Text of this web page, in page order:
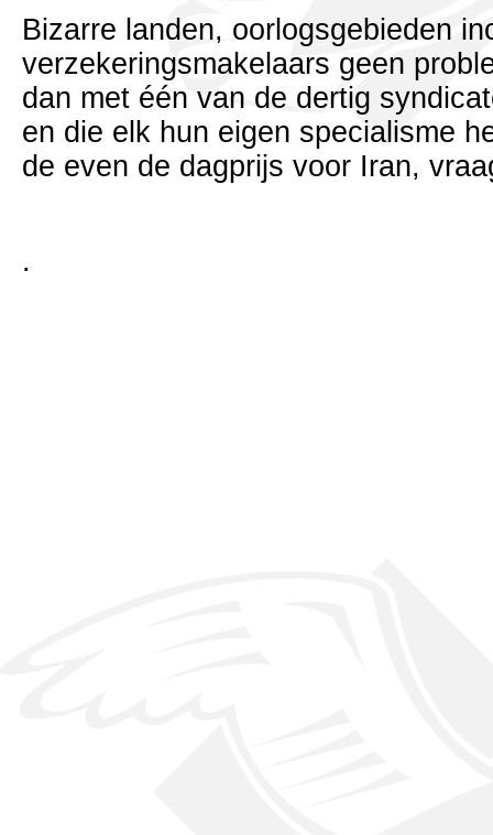
Bizarre landen, oorlogsgebieden
verzekeringsmakelaars geen
dan met één van de dertig
en die elk hun eigen specialisme
de even de dagprijs voor Iran,
.